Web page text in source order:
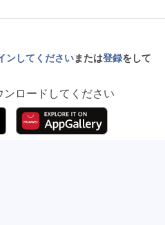
ンしてくださいまたは登録をして
ンロードしてください